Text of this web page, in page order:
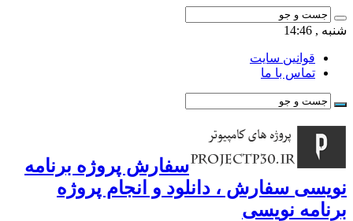
شنبه , 14:46
قوانین سایت
تماس با ما
سفارش پروژه برنامه
نویسی سفارش ، دانلود و انجام پروژه
برنامه نویسی